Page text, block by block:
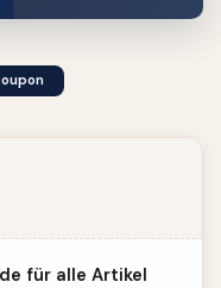
für alle Artikel